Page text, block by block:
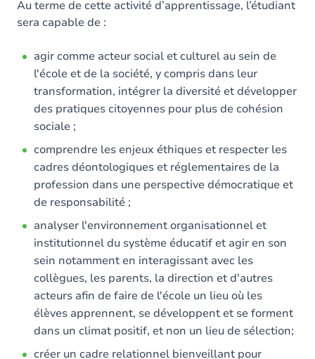
Contenu
Table des matières
Au terme de cette activité d’apprentissage, l’étudiant
sera capable de :
agir comme acteur social et culturel au sein de
l'école et de la société, y compris dans leur
transformation, intégrer la diversité et développer
des pratiques citoyennes pour plus de cohésion
sociale ;
comprendre les enjeux éthiques et respecter les
cadres déontologiques et réglementaires de la
profession dans une perspective démocratique et
de responsabilité ;
analyser l'environnement organisationnel et
institutionnel du système éducatif et agir en son
sein notamment en interagissant avec les
collègues, les parents, la direction et d'autres
acteurs afin de faire de l'école un lieu où les
élèves apprennent, se développent et se forment
dans un climat positif, et non un lieu de sélection;
créer un cadre relationnel bienveillant pour